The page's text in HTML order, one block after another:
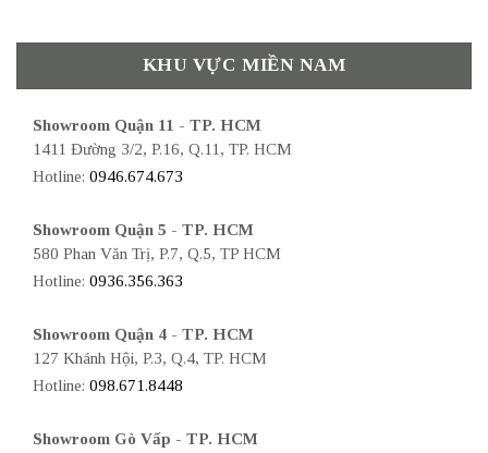
KHU VỰC MIỀN NAM
Showroom Quận 11 - TP. HCM
1411 Đường 3/2, P.16, Q.11, TP. HCM
Hotline: 0946.674.673
Showroom Quận 5 - TP. HCM
580 Phan Văn Trị, P.7, Q.5, TP HCM
Hotline: 0936.356.363
Showroom Quận 4 - TP. HCM
127 Khánh Hội, P.3, Q.4, TP. HCM
Hotline: 098.671.8448
Showroom Gò Vấp - TP. HCM